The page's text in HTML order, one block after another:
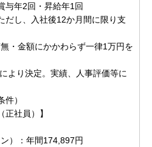
与年2回・昇給年1回
し、入社後12か月間に限り支
・金額にかかわらず一律1万円を
より決定。実績、人事評価等に
）
正社員）】
）：年間174,897円